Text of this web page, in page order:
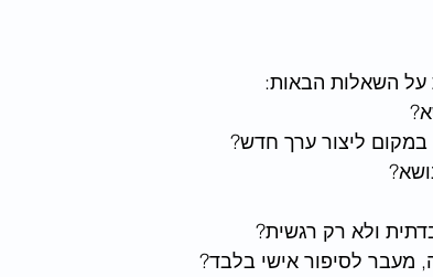
על השאלות הבאות:
ליצור ערך חדש?
ולא רק רגשית?
מעבר לסיפור אישי בלבד?